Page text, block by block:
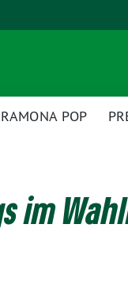
POP
im